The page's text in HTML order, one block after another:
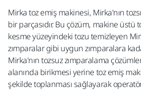
Mirka toz emiş makinesi, Mirka'nın
bir parçasıdır. Bu çözüm, makine üstü
kesme yüzeyindeki tozu temizleyen
zımparalar gibi uygun zımparalara
Mirka'nın tozsuz zımparalama
alanında birikmesi yerine toz emiş
şekilde toplanması sağlayarak